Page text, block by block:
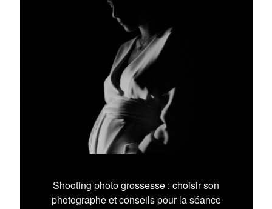
Shooting photo grossesse : choisir son
photographe et conseils pour la séance